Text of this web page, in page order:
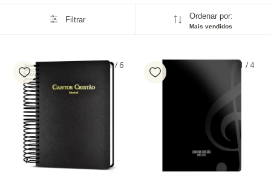
Filtrar Ordenar por:
Mais vendidos
1/ 6 1 / 4